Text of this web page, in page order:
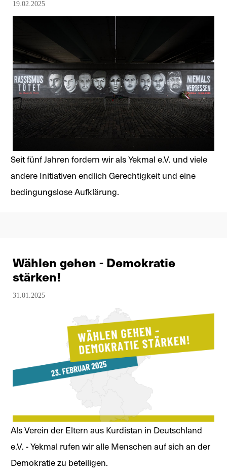
19.02.2025
Seit fünf Jahren fordern wir als Yekmal e.V. und viele
andere Initiativen endlich Gerechtigkeit und eine
bedingungslose Aufklärung.
Wählen gehen - Demokratie
stärken!
31.01.2025
Als Verein der Eltern aus Kurdistan in Deutschland
e.V. - Yekmal rufen wir alle Menschen auf sich an der
Demokratie zu beteiligen.